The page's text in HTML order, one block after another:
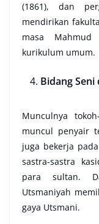
(1861), dan
mendirikan
masa
kurikulum umum.
Bidang Seni
Munculnya
muncul penyair
juga bekerja
sastra-sastra
para sultan.
Utsmaniyah
gaya Utsmani.